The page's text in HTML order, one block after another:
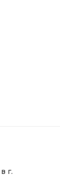
г.